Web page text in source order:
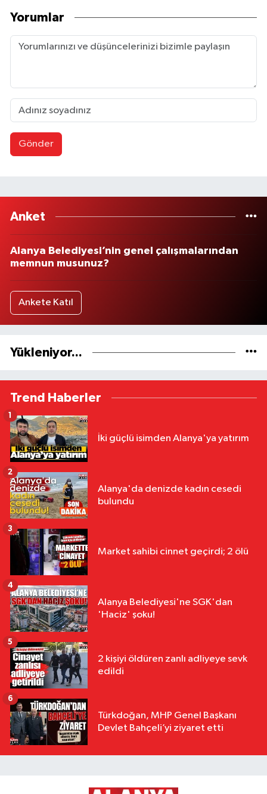
Yorumlar
Gönder
Anket
Alanya Belediyesi’nin genel çalışmalarından
memnun musunuz?
Ankete Katıl
Yükleniyor...
Trend Haberler
İki güçlü isimden Alanya'ya yatırım
1
Alanya'da denizde kadın cesedi
bulundu
2
Market sahibi cinnet geçirdi; 2 ölü
3
Alanya Belediyesi'ne SGK'dan
'Haciz' şoku!
4
2 kişiyi öldüren zanlı adliyeye sevk
edildi
5
Türkdoğan, MHP Genel Başkanı
Devlet Bahçeli’yi ziyaret etti
6